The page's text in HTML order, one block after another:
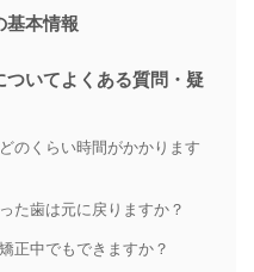
基本情報
ついてよくある質問・疑
のくらい時間がかかります
た歯は元に戻りますか？
正中でもできますか？